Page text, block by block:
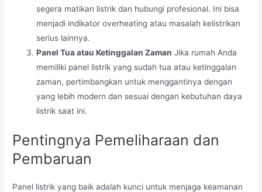
segera matikan listrik dan hubungi profesional. Ini bisa
menjadi indikator overheating atau masalah kelistrikan
serius lainnya.
Panel Tua atau Ketinggalan Zaman Jika rumah Anda
memiliki panel listrik yang sudah tua atau ketinggalan
zaman, pertimbangkan untuk menggantinya dengan
yang lebih modern dan sesuai dengan kebutuhan daya
listrik saat ini.
Pentingnya Pemeliharaan dan
Pembaruan
Panel listrik yang baik adalah kunci untuk menjaga keamanan